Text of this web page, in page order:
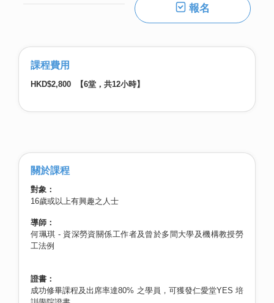
報名
課程費用
HKD$2,800 【6堂，共12小時】
關於課程
對象：
16歲或以上有興趣之人士
導師：
何珮琪 - 資深勞資關係工作者及曾於多間大學及機構教授勞
工法例
證書：
成功修畢課程及出席率達80% 之學員，可獲發仁愛堂YES 培